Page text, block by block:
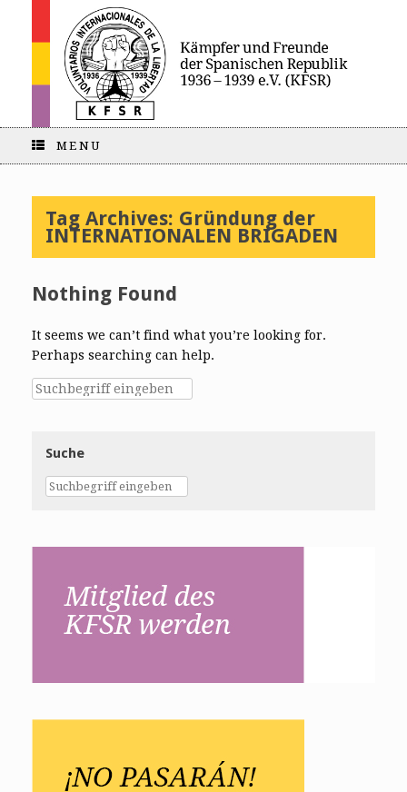
MENU
Tag Archives: Gründung der
INTERNATIONALEN BRIGADEN
Nothing Found
It seems we can’t find what you’re looking for.
Perhaps searching can help.
Suche